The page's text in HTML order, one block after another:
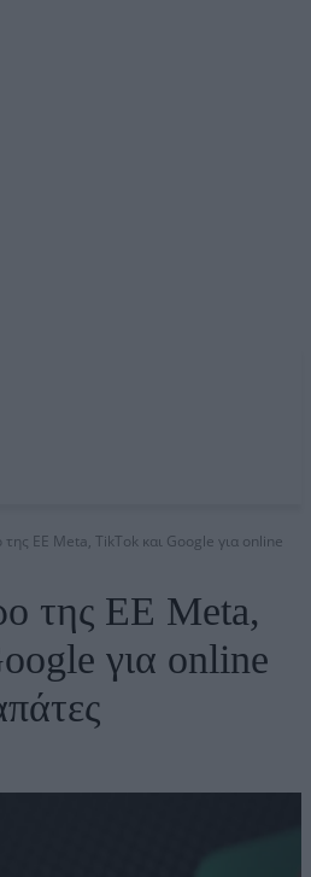
ΕΕ Meta, TikTok και Google για online
της ΕΕ Meta,
για online